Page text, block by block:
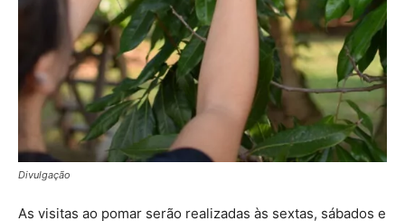
Divulgação
As visitas ao pomar serão realizadas às sextas, sábados e